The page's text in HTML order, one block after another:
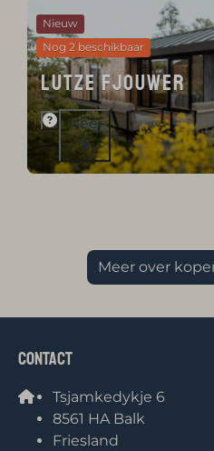
Nieuw
Nog 2 beschikbaar
Lutze Fjouwer
Meer
Meer over
Contact
Tsjamkedykje 6
8561 HA Balk
Friesland